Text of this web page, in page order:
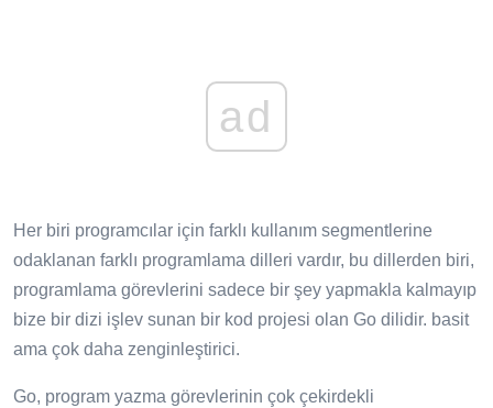
ad
Her biri programcılar için farklı kullanım segmentlerine
odaklanan farklı programlama dilleri vardır, bu dillerden biri,
programlama görevlerini sadece bir şey yapmakla kalmayıp
bize bir dizi işlev sunan bir kod projesi olan Go dilidir. basit
ama çok daha zenginleştirici.
Go, program yazma görevlerinin çok çekirdekli